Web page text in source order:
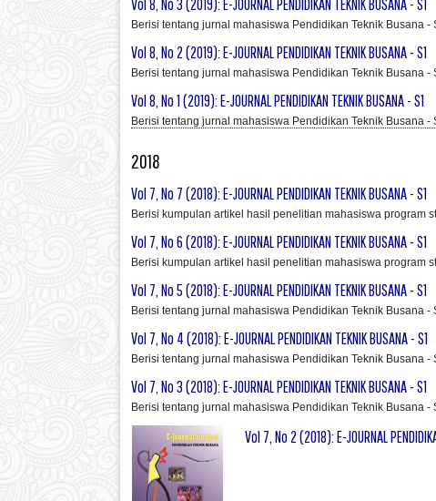
Vol 8, No 3 (2019): E-JOURNAL PENDIDIKAN TEKNIK BUSANA - S1
Berisi tentang jurnal mahasiswa Pendidikan Teknik Busana -
Vol 8, No 2 (2019): E-JOURNAL PENDIDIKAN TEKNIK BUSANA - S1
Berisi tentang jurnal mahasiswa Pendidikan Teknik Busana -
Vol 8, No 1 (2019): E-JOURNAL PENDIDIKAN TEKNIK BUSANA - S1
Berisi tentang jurnal mahasiswa Pendidikan Teknik Busana -
2018
Vol 7, No 7 (2018): E-JOURNAL PENDIDIKAN TEKNIK BUSANA - S1
Berisi kumpulan artikel hasil penelitian mahasiswa program
Vol 7, No 6 (2018): E-JOURNAL PENDIDIKAN TEKNIK BUSANA - S1
Berisi kumpulan artikel hasil penelitian mahasiswa program
Vol 7, No 5 (2018): E-JOURNAL PENDIDIKAN TEKNIK BUSANA - S1
Berisi tentang jurnal mahasiswa Pendidikan Teknik Busana -
Vol 7, No 4 (2018): E-JOURNAL PENDIDIKAN TEKNIK BUSANA - S1
Berisi tentang jurnal mahasiswa Pendidikan Teknik Busana -
Vol 7, No 3 (2018): E-JOURNAL PENDIDIKAN TEKNIK BUSANA - S1
Berisi tentang jurnal mahasiswa Pendidikan Teknik Busana -
Vol 7, No 2 (2018): E-JOURNAL